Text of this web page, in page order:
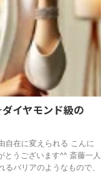
イヤモンド級の
自在に変えられる こんに
とうございます^^ 斎藤一人
バリアのようなもので、